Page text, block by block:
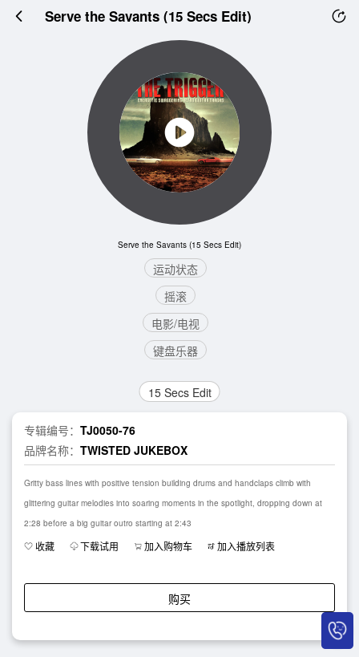
Serve the Savants (15 Secs Edit)
Serve the Savants (15 Secs Edit)
运动状态
摇滚
电影/电视
键盘乐器
15 Secs Edit
专辑编号： TJ0050-76
品牌名称： TWISTED JUKEBOX
Gritty bass lines with positive tension building drums and handclaps climb with
glittering guitar melodies into soaring moments in the spotlight, dropping down at
2:28 before a big guitar outro starting at 2:43
收藏 下载试用 加入购物车 加入播放列表
购买